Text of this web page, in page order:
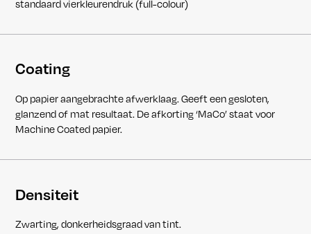
standaard vierkleurendruk (full-colour)
Coating
Op papier aangebrachte afwerklaag. Geeft een gesloten,
glanzend of mat resultaat. De afkorting ‘MaCo’ staat voor
Machine Coated papier.
Densiteit
Zwarting, donkerheidsgraad van tint.